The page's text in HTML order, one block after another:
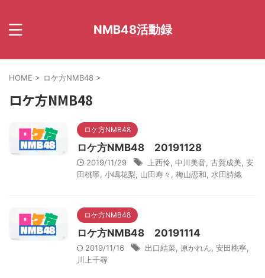
NMB48活動録
HOME > ロケ方NMB48 >
ロケ方NMB48
ロケ方NMB48
ロケ方NMB48 20191128
2019/11/29 上西怜 中川美音 古賀成美 安
田桃寧 小嶋花梨 山田寿々 梅山恋和 水田詩織
ロケ方NMB48
ロケ方NMB48 20191114
2019/11/16 出口結菜 原かれん 安田桃寧
川上千尋